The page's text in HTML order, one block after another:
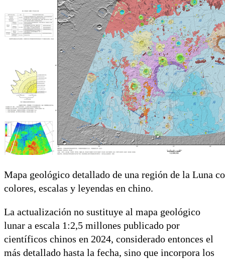
Mapa geológico detallado de una región de la Luna
colores, escalas y leyendas en chino.
La actualización no sustituye al mapa geológico
lunar a escala 1:2,5 millones publicado por
científicos chinos en 2024, considerado entonces el
más detallado hasta la fecha, sino que incorpora los